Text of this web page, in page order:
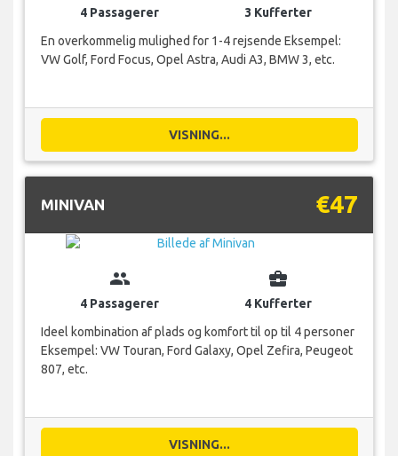
4 Passagerer
3 Kufferter
En overkommelig mulighed for 1-4 rejsende Eksempel:
VW Golf, Ford Focus, Opel Astra, Audi A3, BMW 3, etc.
VISNING...
MINIVAN €47
group
4 Passagerer
business_center
4 Kufferter
Ideel kombination af plads og komfort til op til 4 personer
Eksempel: VW Touran, Ford Galaxy, Opel Zefira, Peugeot
807, etc.
VISNING...